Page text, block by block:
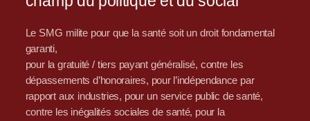
Le SMG milite pour que la santé soit un droit fondamental
garanti,
pour la gratuité / tiers payant généralisé, contre les
dépassements d’honoraires, pour l’indépendance par
rapport aux industries, pour un service public de santé,
contre les inégalités sociales de santé, pour la